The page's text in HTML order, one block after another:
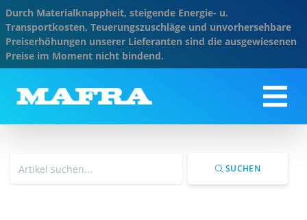
Durch Materialknappheit, steigende Energie- u.
Transportkosten, Teuerungszuschläge und unvorhersehbare
Preiserhöhungen unserer Lieferanten sind die ausgewiesenen
Preise im Moment nicht bindend.
SUCHEN